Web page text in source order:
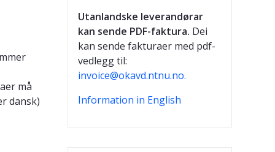
må
dansk)
Utanlandske leverandørar
kan sende PDF-faktura. Dei
kan sende fakturaer med pdf-
vedlegg til:
invoice@okavd.ntnu.no.
Information in English